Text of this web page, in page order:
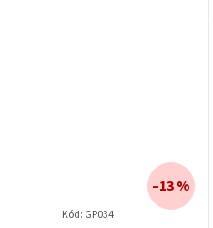
–13 %
Kód: GP034